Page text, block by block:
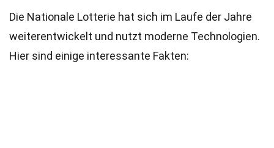
Die Nationale Lotterie hat sich im Laufe der Jahre
weiterentwickelt und nutzt moderne Technologien.
Hier sind einige interessante Fakten: